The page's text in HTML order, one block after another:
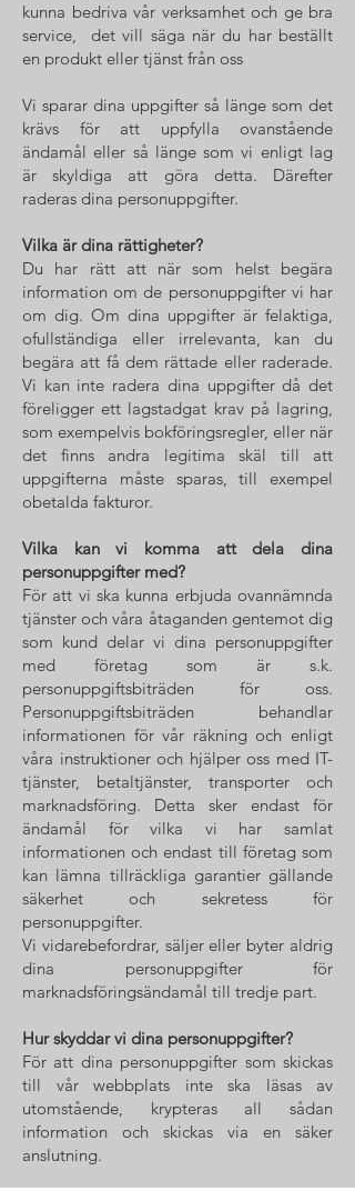
kunna bedriva vår verksamhet och ge bra
service, det vill säga när du har beställt
en produkt eller tjänst från oss
Vi sparar dina uppgifter så länge som det
krävs för att uppfylla ovanstående
ändamål eller så länge som vi enligt lag
är skyldiga att göra detta. Därefter
raderas dina personuppgifter.
Vilka är dina rättigheter?
Du har rätt att när som helst begära
information om de personuppgifter vi har
om dig. Om dina uppgifter är felaktiga,
ofullständiga eller irrelevanta, kan du
begära att få dem rättade eller raderade.
Vi kan inte radera dina uppgifter då det
föreligger ett lagstadgat krav på lagring,
som exempelvis bokföringsregler, eller när
det finns andra legitima skäl till att
uppgifterna måste sparas, till exempel
obetalda fakturor.
Vilka kan vi komma att dela dina
personuppgifter med?
För att vi ska kunna erbjuda ovannämnda
tjänster och våra åtaganden gentemot dig
som kund delar vi dina personuppgifter
med företag som är s.k.
personuppgiftsbiträden för oss.
Personuppgiftsbiträden behandlar
informationen för vår räkning och enligt
våra instruktioner och hjälper oss med IT-
tjänster, betaltjänster, transporter och
marknadsföring. Detta sker endast för
ändamål för vilka vi har samlat
informationen och endast till företag som
kan lämna tillräckliga garantier gällande
säkerhet och sekretess för
personuppgifter.
Vi vidarebefordrar, säljer eller byter aldrig
dina personuppgifter för
marknadsföringsändamål till tredje part.
Hur skyddar vi dina personuppgifter?
För att dina personuppgifter som skickas
till vår webbplats inte ska läsas av
utomstående, krypteras all sådan
information och skickas via en säker
anslutning.